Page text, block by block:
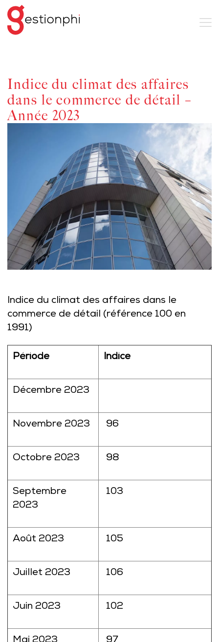
Indice du climat des affaires
dans le commerce de détail –
Année 2023
Indice du climat des affaires dans le
commerce de détail (référence 100 en
1991)
Période Indice
Décembre 2023
Novembre 2023 96
Octobre 2023 98
Septembre
2023
103
Août 2023 105
Juillet 2023 106
Juin 2023 102